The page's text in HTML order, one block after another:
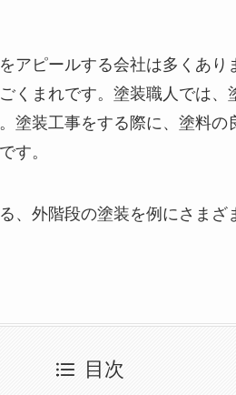
アピールする会社は多くあり
くまれです。塗装職人では
塗装工事をする際に、塗料の
す。
、外階段の塗装を例にさまざ
目次